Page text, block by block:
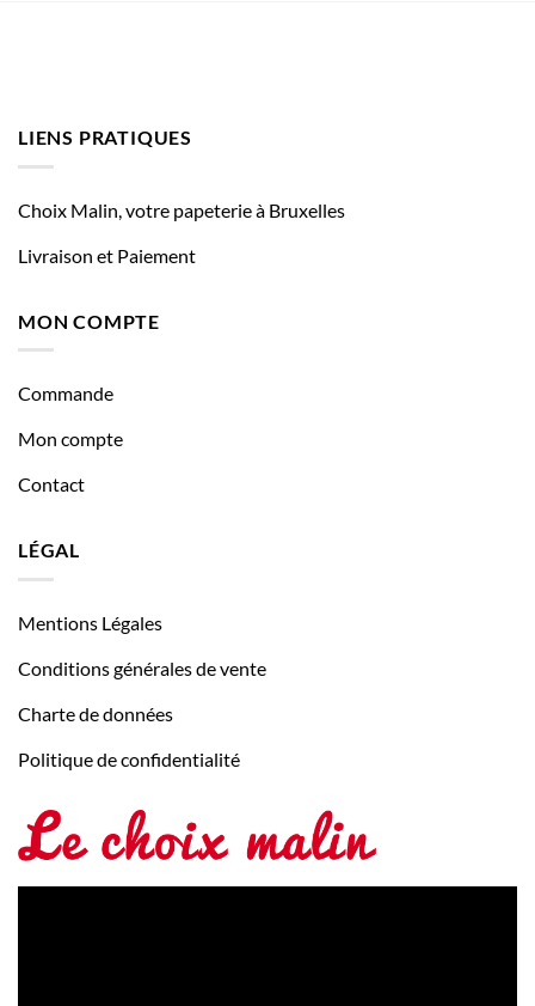
LIENS PRATIQUES
Choix Malin, votre papeterie à Bruxelles
Livraison et Paiement
MON COMPTE
Commande
Mon compte
Contact
LÉGAL
Mentions Légales
Conditions générales de vente
Charte de données
Politique de confidentialité